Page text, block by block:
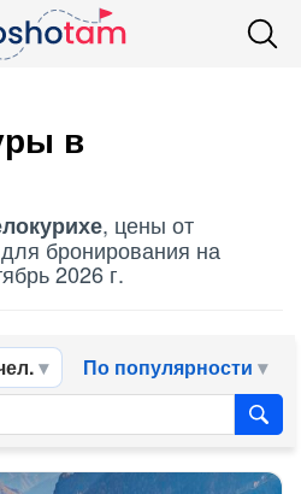
в
, цены от
бронирования на
2026 г.
По популярности